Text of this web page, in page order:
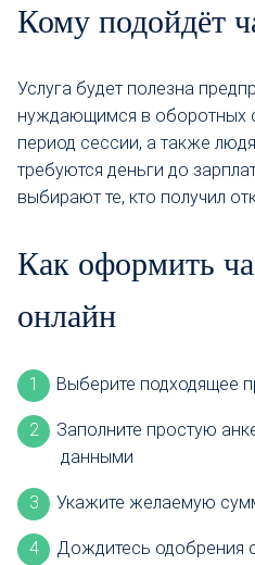
Кому подойдёт
Услуга будет полезна
нуждающимся в оборотных
период сессии, а также
требуются деньги до
выбирают те, кто получил
Как оформить
онлайн
Выберите подходящее
Заполните простую
данными
Укажите желаемую
Дождитесь одобрения